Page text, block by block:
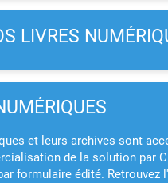
LIVRES
et leurs archives sont
de la solution par
formulaire édité. Retrouvez